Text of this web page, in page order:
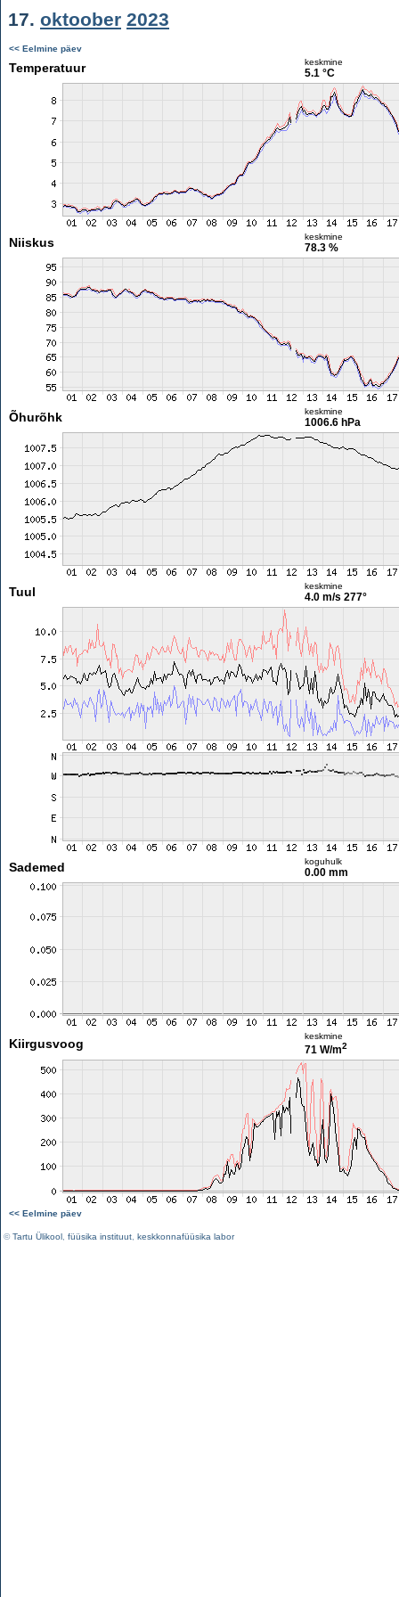
17. oktoober 2023
<< Eelmine päev
Temperatuur keskmine
5.1 °C
Niiskus keskmine
78.3 %
Õhurõhk keskmine
1006.6 hPa
Tuul keskmine
4.0 m/s 277°
Sademed koguhulk
0.00 mm
Kiirgusvoog
keskmine
71 W/m2
<< Eelmine päev
©Tartu Ülikool füüsika instituut keskkonnafüüsika labor